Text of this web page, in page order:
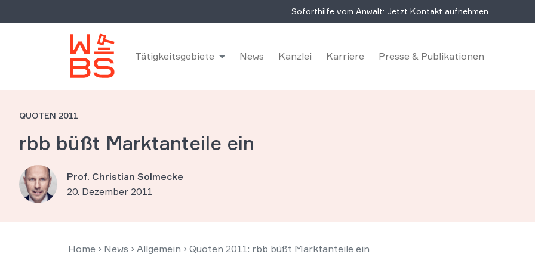
Soforthilfe vom Anwalt: Jetzt Kontakt aufnehmen
Tätigkeitsgebiete News Kanzlei Karriere Presse & Publikationen
QUOTEN 2011
rbb büßt Marktanteile ein
Prof. Christian Solmecke
20. Dezember 2011
Home › News › Allgemein › Quoten 2011: rbb büßt Marktanteile ein